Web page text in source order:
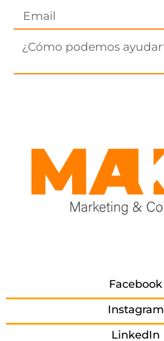
Facebook
Instagram
LinkedIn